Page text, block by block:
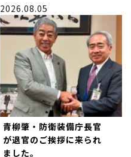
2026.08.05
青柳肇・防衛装備庁長官
が退官のご挨拶に来られ
ました。